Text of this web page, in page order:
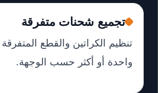
تجميع شحنات متفرقة
تنظيم الكراتين والقطع
واحدة أو أكثر حسب الوجهة.